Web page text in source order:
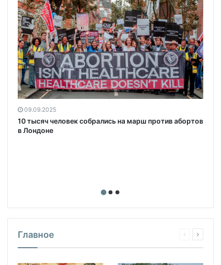
09.09.2025
10 тысяч человек собрались на марш против абортов
в Лондоне
Главное